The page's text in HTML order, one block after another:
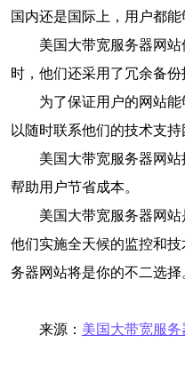
国内还是国际上，用户都
美国大带宽服务器网
时，他们还采用了冗余备
为了保证用户的网站
以随时联系他们的技术支
美国大带宽服务器网
帮助用户节省成本。
美国大带宽服务器网
他们实施全天候的监控和
务器网站将是你的不二选择
来源： 美国大带宽服